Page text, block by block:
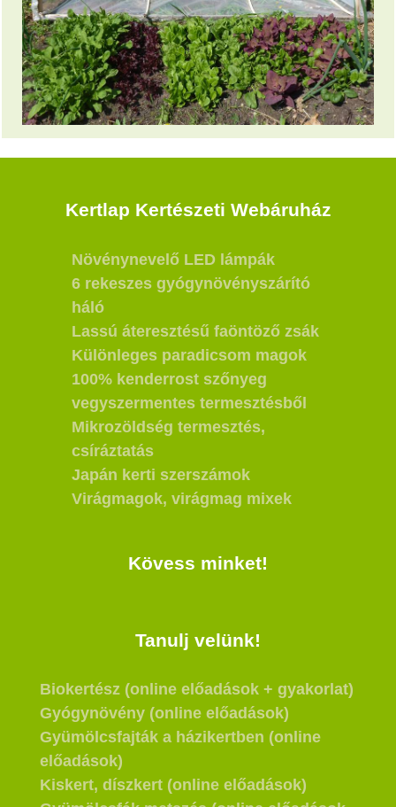
Kertlap Kertészeti Webáruház
Növénynevelő LED lámpák
6 rekeszes gyógynövényszárító
háló
Lassú áteresztésű faöntöző zsák
Különleges paradicsom magok
100% kenderrost szőnyeg
vegyszermentes termesztésből
Mikrozöldség termesztés,
csíráztatás
Japán kerti szerszámok
Virágmagok, virágmag mixek
Kövess minket!
Tanulj velünk!
Biokertész (online előadások + gyakorlat)
Gyógynövény (online előadások)
Gyümölcsfajták a házikertben (online
előadások)
Kiskert, díszkert (online előadások)